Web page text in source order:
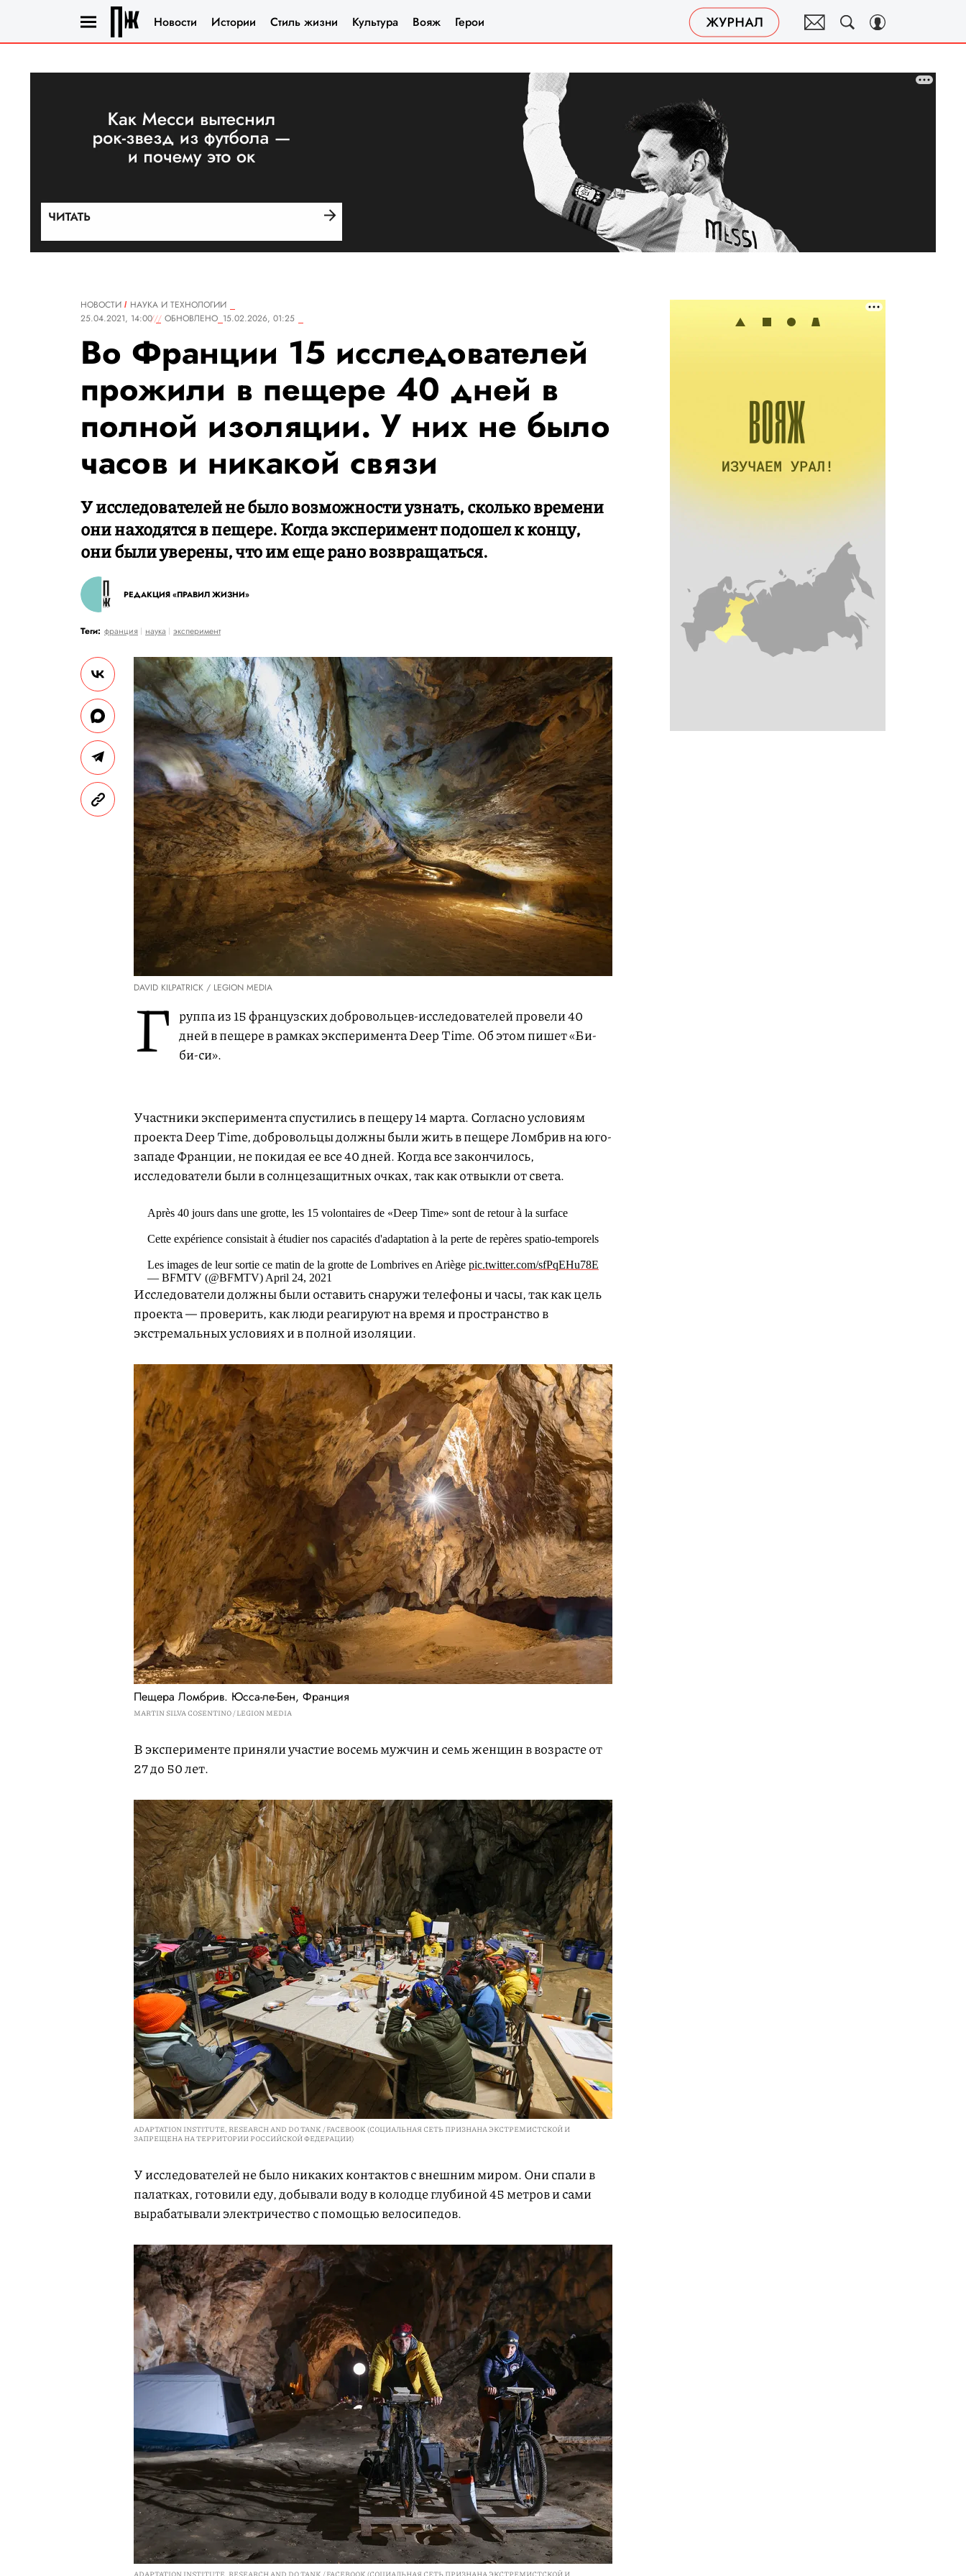
Новости Истории Стиль жизни Культура Вояж Герои
НОВОСТИ
НАУКА И ТЕХНОЛОГИИ
25.04.2021, 14:00
ОБНОВЛЕНО 15.02.2026, 01:25
Во Франции 15 исследователей
прожили в пещере 40 дней в
полной изоляции. У них не было
часов и никакой связи
У исследователей не было возможности узнать, сколько времени
они находятся в пещере. Когда эксперимент подошел к концу,
они были уверены, что им еще рано возвращаться.
РЕДАКЦИЯ «ПРАВИЛ ЖИЗНИ»
Теги: франция наука эксперимент
DAVID KILPATRICK / LEGION MEDIA
Г руппа из 15 французских добровольцев-исследователей провели 40
дней в пещере в рамках эксперимента Deep Time. Об этом пишет «Би-
би-си».
Участники эксперимента спустились в пещеру 14 марта. Согласно условиям
проекта Deep Time, добровольцы должны были жить в пещере Ломбрив на юго-
западе Франции, не покидая ее все 40 дней. Когда все закончилось,
исследователи были в солнцезащитных очках, так как отвыкли от света.
Après 40 jours dans une grotte, les 15 volontaires de «Deep Time» sont de retour à la surface
Cette expérience consistait à étudier nos capacités d'adaptation à la perte de repères spatio-temporels
Les images de leur sortie ce matin de la grotte de Lombrives en Ariège pic.twitter.com/sfPqEHu78E
— BFMTV (@BFMTV) April 24, 2021
Исследователи должны были оставить снаружи телефоны и часы, так как цель
проекта — проверить, как люди реагируют на время и пространство в
экстремальных условиях и в полной изоляции.
Пещера Ломбрив. Юсса-ле-Бен, Франция
MARTIN SILVA COSENTINO / LEGION MEDIA
В эксперименте приняли участие восемь мужчин и семь женщин в возрасте от
27 до 50 лет.
ADAPTATION INSTITUTE, RESEARCH AND DO TANK / FACEBOOK (СОЦИАЛЬНАЯ СЕТЬ ПРИЗНАНА ЭКСТРЕМИСТСКОЙ И
ЗАПРЕЩЕНА НА ТЕРРИТОРИИ РОССИЙСКОЙ ФЕДЕРАЦИИ)
У исследователей не было никаких контактов с внешним миром. Они спали в
палатках, готовили еду, добывали воду в колодце глубиной 45 метров и сами
вырабатывали электричество с помощью велосипедов.
ADAPTATION INSTITUTE, RESEARCH AND DO TANK / FACEBOOK (СОЦИАЛЬНАЯ СЕТЬ ПРИЗНАНА ЭКСТРЕМИСТСКОЙ И